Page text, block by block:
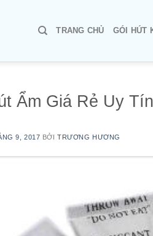
TRANG CHỦ GÓI HÚT
Ẩm Giá Rẻ Uy
9, 2017 BỞITRƯƠNG HƯƠNG